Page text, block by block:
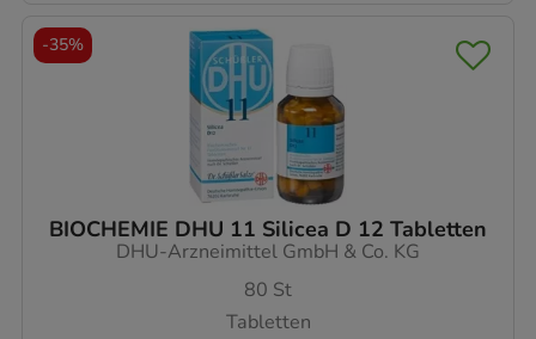
BIOCHEMIE DHU 11 Silicea D 12 Tabletten
DHU-Arzneimittel GmbH & Co. KG
80 St
Tabletten
-35%